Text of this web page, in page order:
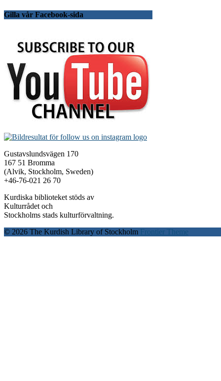
Gilla vår Facebook-sida
Gustavslundsvägen 170
167 51 Bromma
(Alvik, Stockholm, Sweden)
+46-76-021 26 70
Kurdiska biblioteket stöds av
Kulturrådet och
Stockholms stads kulturförvaltning.
© 2026 The Kurdish Library of Stockholm Frontier Theme